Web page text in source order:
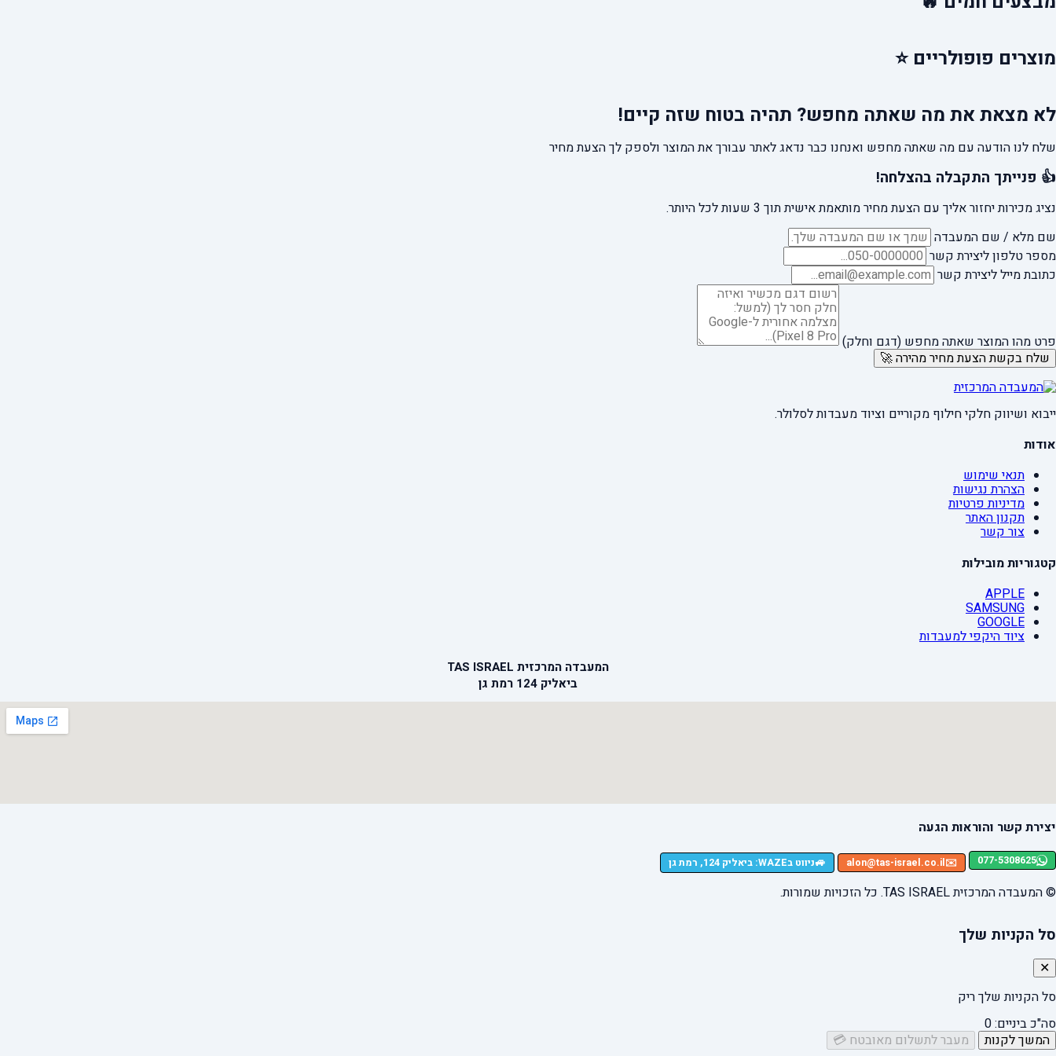
מוצרים פופולריים ⭐
לא מצאת את מה שאתה מחפש? תהיה בטוח שזה קיים!
שלח לנו הודעה עם מה שאתה מחפש ואנחנו כבר נדאג לאתר עבורך את המוצר ולספק לך הצעת מחיר
👍 פנייתך התקבלה בהצלחה!
נציג מכירות יחזור אליך עם הצעת מחיר מותאמת אישית תוך 3 שעות לכל היותר.
שם מלא / שם המעבדה
מספר טלפון ליצירת קשר
כתובת מייל ליצירת קשר
פרט מהו המוצר שאתה מחפש (דגם וחלק)
שלח בקשת הצעת מחיר מהירה 🚀
ייבוא ושיווק חלקי חילוף מקוריים וציוד מעבדות לסלולר.
אודות
תנאי שימוש
הצהרת נגישות
מדיניות פרטיות
תקנון האתר
צור קשר
קטגוריות מובילות
APPLE
SAMSUNG
GOOGLE
ציוד היקפי למעבדות
המעבדה המרכזית TAS ISRAEL
ביאליק 124 רמת גן
יצירת קשר והוראות הגעה
077-5308625
✉️
alon@tas-israel.co.il
🚙ניווט בWAZE: ביאליק 124, רמת גן
© המעבדה המרכזית TAS ISRAEL. כל הזכויות שמורות.
סל הקניות שלך
✕
סל הקניות שלך ריק
סה"כ ביניים:0
המשך לקנות
מעבר לתשלום מאובטח 💳